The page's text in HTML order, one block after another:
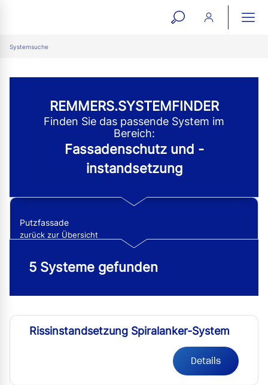
open
Systemsuche
REMMERS.SYSTEMFINDER
Finden Sie das passende System im
Bereich:
Fassadenschutz und -
instandsetzung
Putzfassade
zurück zur Übersicht
5 Systeme gefunden
Rissinstandsetzung Spiralanker-System
Details